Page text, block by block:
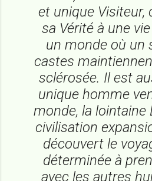
et unique Visiteur,
sa Vérité à une
un monde où un
castes
sclérosée. Il est
unique homme
monde, la lointaine
civilisation
découvert le
déterminée à
avec les autres